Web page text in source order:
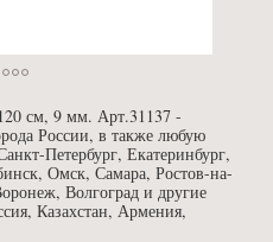
см, 9 мм. Арт.31137 -
России, в также любую
Петербург, Екатеринбург,
Омск, Самара, Ростов-на-
Волгоград и другие
Казахстан, Армения,